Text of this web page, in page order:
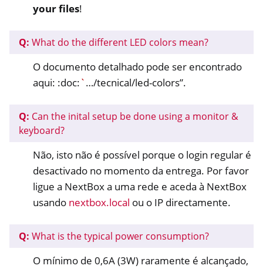
navigation of NetHSM
navigation of NitroWall
navigation of NitroWall NW750
your files!
Q: What do the different LED colors mean?
O documento detalhado pode ser encontrado
aqui: :doc:`…/tecnical/led-colors”.
Q: Can the inital setup be done using a monitor &
keyboard?
Não, isto não é possível porque o login regular é
desactivado no momento da entrega. Por favor
ligue a NextBox a uma rede e aceda à NextBox
usando nextbox.local ou o IP directamente.
Q: What is the typical power consumption?
O mínimo de 0,6A (3W) raramente é alcançado,